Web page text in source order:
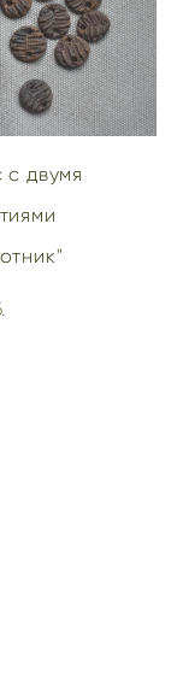
с двумя